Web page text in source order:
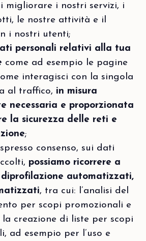
migliorare i nostri servizi, i
le nostre attività e il
i nostri utenti;
personali relativi alla tua
come ad esempio le pagine
interagisci con la singola
al traffico, in misura
necessaria e proporzionata
la sicurezza delle reti e
;
consenso, sui dati
possiamo ricorrere a
diprofilazione automatizzati,
, tra cui: l’analisi del
per scopi promozionali e
creazione di liste per scopi
ad esempio per l’uso e